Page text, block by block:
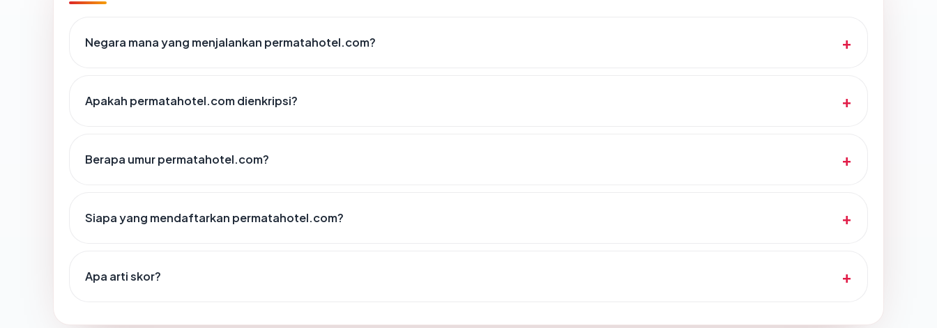
Negara mana yang menjalankan permatahotel.com?
Apakah permatahotel.com dienkripsi?
Berapa umur permatahotel.com?
Siapa yang mendaftarkan permatahotel.com?
Apa arti skor?